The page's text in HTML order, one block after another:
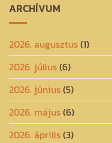
ARCHÍVUM
2026. augusztus(1)
2026. július(6)
2026. június(5)
2026. május(6)
2026. április(3)